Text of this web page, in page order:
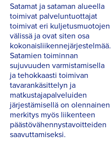
Satamat ja sataman alueella
toimivat palveluntuottajat
toimivat eri kuljetusmuotojen
välissä ja ovat siten osa
kokonaisliikennejärjestelmää.
Satamien toiminnan
sujuvuuden varmistamisella
ja tehokkaasti toimivan
tavarankäsittelyn ja
matkustajapalveluiden
järjestämisellä on olennainen
merkitys myös liikenteen
päästövähennystavoitteiden
saavuttamiseksi.